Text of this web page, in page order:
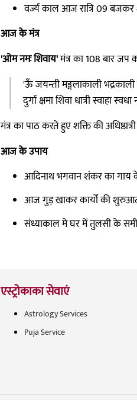
वर्ज्य काल आज रात्रि 09 बजकर
आज के मंत्र
'ओम नमः शिवाय'मंत्र का 108 बार जप
'ऊँ जयन्ती मङ्गलाकाली भद्रकाली
दुर्गा क्षमा शिवा धात्री स्वाहा
मंत्र का पाठ करते हुए शक्ति की
आज के उपाय
आदिनाथ भगवान शंकर का
आज गुड़ खाकर कार्यों की
संध्याकाल मे घर में तुलसी के
एस्ट्रोकाका सेवाएं
Astrology Services
Puja Service